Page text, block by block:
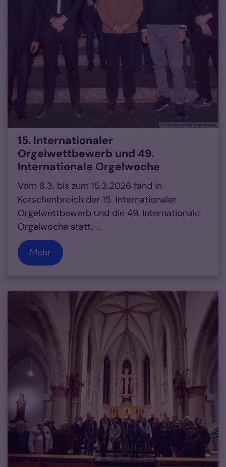
© Fachbereich Kirchenmusik
15. Internationaler
Orgelwettbewerb und 49.
Internationale Orgelwoche
Vom 8.3. bis zum 15.3.2026 fand in
Korschenbroich der 15. Internationaler
Orgelwettbewerb und die 49. Internationale
Orgelwoche statt. ...
Mehr